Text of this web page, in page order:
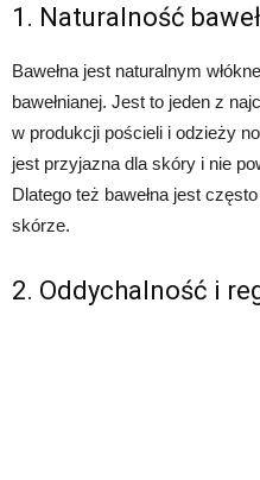
1. Naturalność
Bawełna jest naturalnym
bawełnianej. Jest to jeden z
w produkcji pościeli i odzieży
jest przyjazna dla skóry i nie
Dlatego też bawełna jest
skórze.
2. Oddychalność i